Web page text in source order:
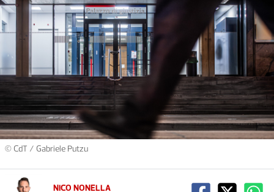
© CdT / Gabriele Putzu
NICO NONELLA